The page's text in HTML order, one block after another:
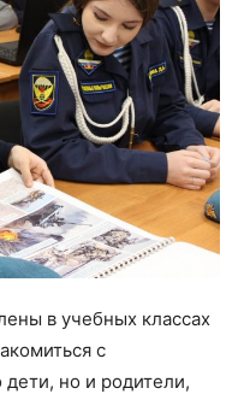
в учебных классах
с
но и родители,